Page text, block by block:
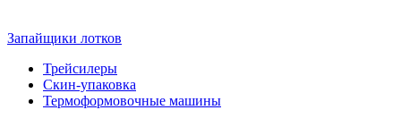
Запайщики лотков
Трейсилеры
Скин-упаковка
Термоформовочные машины